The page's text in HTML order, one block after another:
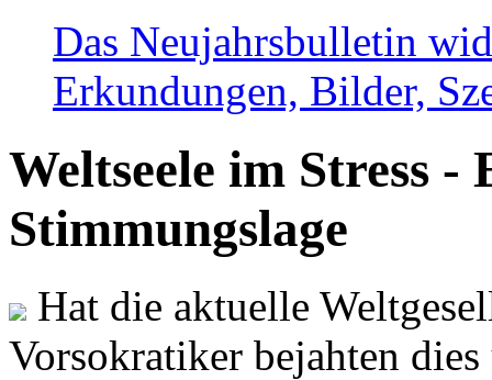
Das Neujahrsbulletin
Erkundungen, Bilder,
Weltseele im Stress -
Stimmungslage
Hat die aktuelle
Vorsokratiker bejahten